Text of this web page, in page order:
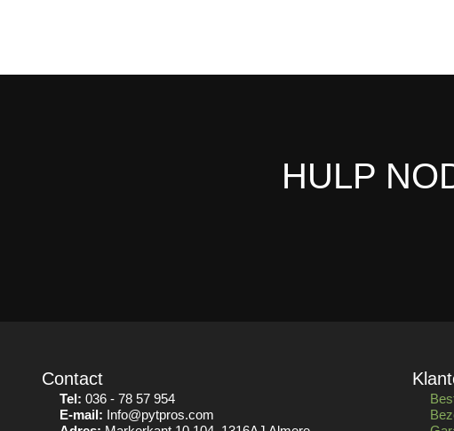
HULP
Contact
Tel: 036 - 78 57 954
E-mail: Info@pytpros.com